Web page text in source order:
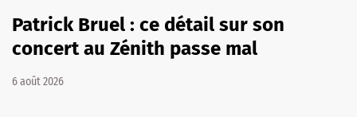
Patrick Bruel : ce détail sur son
concert au Zénith passe mal
6 août 2026